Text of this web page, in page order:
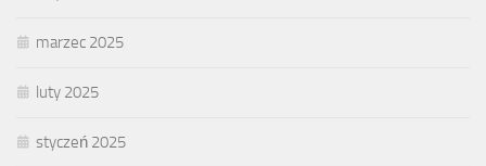
marzec 2025
luty 2025
styczeń 2025